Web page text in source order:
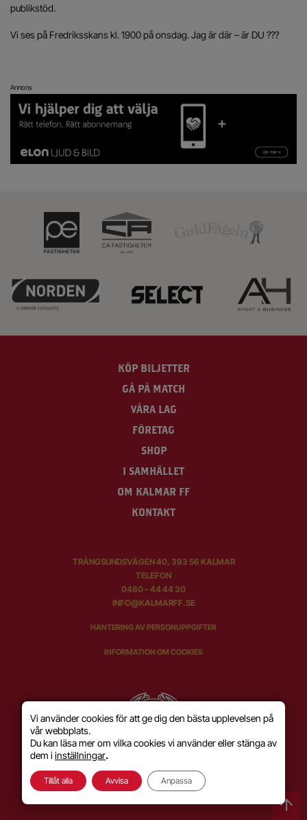
publikstöd.
Vi ses på Fredriksskans kl. 1900 på onsdag. Jag är där – är DU ???
Annons
KÖP BILJETTER
GÅ PÅ MATCH
VÅRA LAG
FÖRETAG
SHOP
I SAMHÄLLET
OM KALMAR FF
KONTAKT
TRÅNGSUNDSVÄGEN 40, 393 56 KALMAR
TELEFON
0480 – 44 44 30
INFO@KALMARFF.SE
HANTERING AV PERSONUPPGIFTER
INFORMATION OM COOKIES
Vi använder cookies för att ge dig den bästa upplevelsen på
vår webbplats.
Du kan läsa mer om vilka cookies vi använder eller stänga av
dem i inställningar.
Tillåt alla Avvisa Anpassa